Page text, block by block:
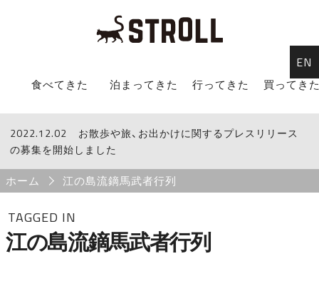
STROLL Menu
食べてきた 泊まってきた 行ってきた 買ってき
STROLLからのお知らせ
2022.12.02
お散歩や旅、お出かけに関するプレスリリース
の募集を開始しました
Breadcrumb
ホーム 江の島流鏑馬武者行列
TAGGED IN
江の島流鏑馬武者行列
EN